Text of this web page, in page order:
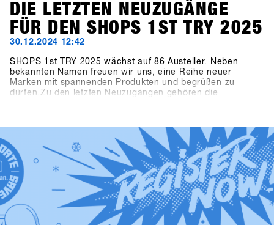
DIE LETZTEN NEUZUGÄNGE
FÜR DEN SHOPS 1ST TRY 2025
30.12.2024 12:42
SHOPS 1st TRY 2025 wächst auf 86 Austeller. Neben
bekannten Namen freuen wir uns, eine Reihe neuer
Marken mit spannenden Produkten und begrüßen zu
dürfen.Zu den letzten Neuzugängen gehören die
ruroc und Handschuhe von Deathgrip ergänzen das
Sortiment.Bald werden alle Produkte online sein, also
melde dich auf SHOPS 1st BASE an, und check die neuen
Produkte bereits vor dem SHOPS 1st TRY aus!